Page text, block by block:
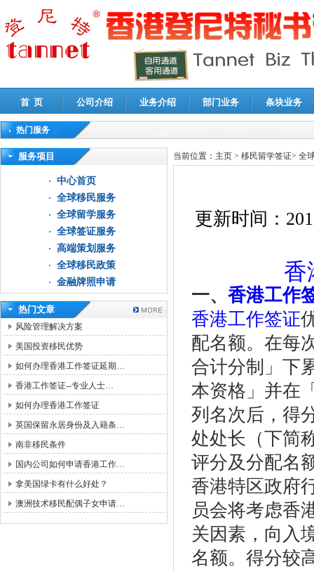
首 页 公司介绍 业务介绍 部门业务 条块业务
热门服务
高新技术企业认定审计|企业所得税汇算清缴申报鉴证
服务项目
中心首页
全球移民服务
全球留学服务
全球签证服务
高端策划服务
全球移民政策
金融牌照申请
热门文章
风险管理解决方案
美国投资移民优势
如何办理香港工作签证延期…
香港工作签证--专业人士…
如何办理香港工作签证
英国保留永居身份及入籍条…
南非移民条件
国内公司如何申请香港工作…
拿美国绿卡有什么好处？
澳洲技术移民配偶子女申请…
当前位置： 主页 > 移民留学签证> 全
更新时间：
香
一、 香港工作
香港工作签证
配名额。在每
合计分制」下
本资格」并在
列名次后，得
处处长（下简
评分及分配名
香港特区政府
员会将考虑香
关因素，向入
名额。得分较